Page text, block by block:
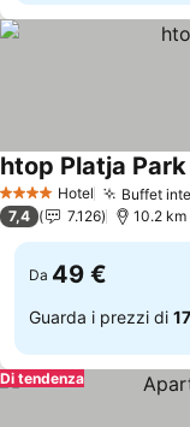
4 Stelle Hotel Buffet
htop Platja
7,4 7.126 10.2 km
Da 49 €
Guarda i prezzi di
Di tendenza